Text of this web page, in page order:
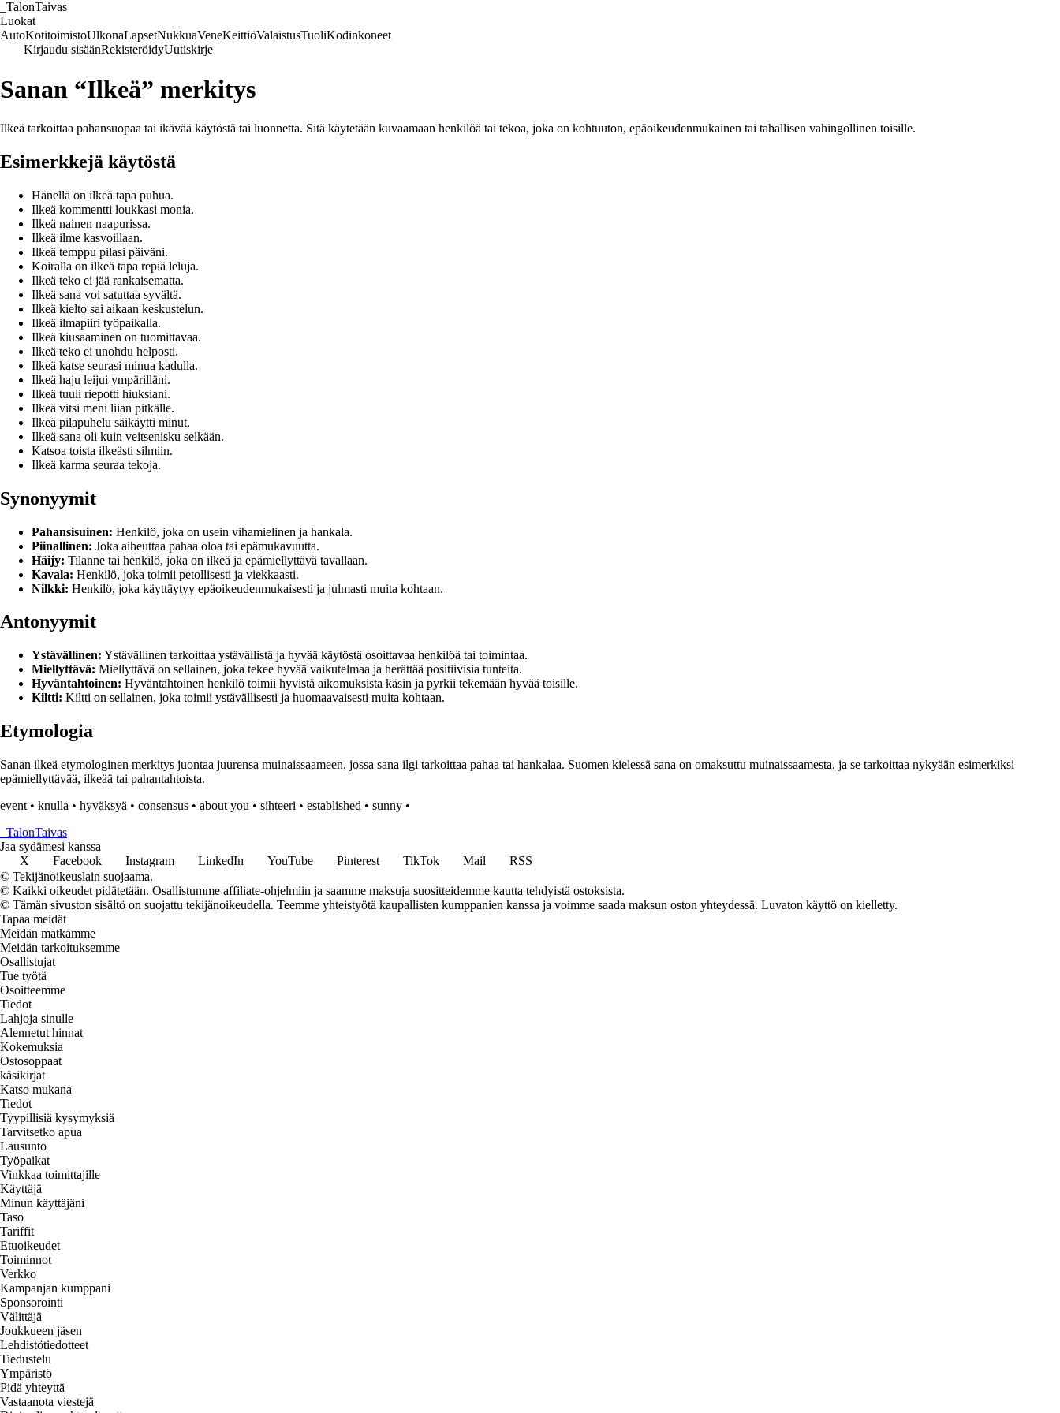
TalonTaivas
Luokat
AutoKotitoimistoUlkonaLapsetNukkuaVeneKeittiöValaistusTuoliKodinkoneet
Kirjaudu sisäänRekisteröidyUutiskirje
Sanan “Ilkeä” merkitys
Ilkeä tarkoittaa pahansuopaa tai ikävää käytöstä tai luonnetta. Sitä käytetään kuvaamaan henkilöä tai tekoa, joka on kohtuuton, epäoikeudenmukainen tai tahallisen vahingollinen toisille.
Esimerkkejä käytöstä
Hänellä on ilkeä tapa puhua.
Ilkeä kommentti loukkasi monia.
Ilkeä nainen naapurissa.
Ilkeä ilme kasvoillaan.
Ilkeä temppu pilasi päiväni.
Koiralla on ilkeä tapa repiä leluja.
Ilkeä teko ei jää rankaisematta.
Ilkeä sana voi satuttaa syvältä.
Ilkeä kielto sai aikaan keskustelun.
Ilkeä ilmapiiri työpaikalla.
Ilkeä kiusaaminen on tuomittavaa.
Ilkeä teko ei unohdu helposti.
Ilkeä katse seurasi minua kadulla.
Ilkeä haju leijui ympärilläni.
Ilkeä tuuli riepotti hiuksiani.
Ilkeä vitsi meni liian pitkälle.
Ilkeä pilapuhelu säikäytti minut.
Ilkeä sana oli kuin veitsenisku selkään.
Katsoa toista ilkeästi silmiin.
Ilkeä karma seuraa tekoja.
Synonyymit
Pahansisuinen: Henkilö, joka on usein vihamielinen ja hankala.
Piinallinen: Joka aiheuttaa pahaa oloa tai epämukavuutta.
Häijy: Tilanne tai henkilö, joka on ilkeä ja epämiellyttävä tavallaan.
Kavala: Henkilö, joka toimii petollisesti ja viekkaasti.
Nilkki: Henkilö, joka käyttäytyy epäoikeudenmukaisesti ja julmasti muita kohtaan.
Antonyymit
Ystävällinen: Ystävällinen tarkoittaa ystävällistä ja hyvää käytöstä osoittavaa henkilöä tai toimintaa.
Miellyttävä: Miellyttävä on sellainen, joka tekee hyvää vaikutelmaa ja herättää positiivisia tunteita.
Hyväntahtoinen: Hyväntahtoinen henkilö toimii hyvistä aikomuksista käsin ja pyrkii tekemään hyvää toisille.
Kiltti: Kiltti on sellainen, joka toimii ystävällisesti ja huomaavaisesti muita kohtaan.
Etymologia
Sanan ilkeä etymologinen merkitys juontaa juurensa muinaissaameen, jossa sana ilgi tarkoittaa pahaa tai hankalaa. Suomen kielessä sana on omaksuttu muinaissaamesta, ja se tarkoittaa nykyään esimerkiksi
epämiellyttävää, ilkeää tai pahantahtoista.
event • knulla • hyväksyä • consensus • about you • sihteeri • established • sunny •
TalonTaivas
Jaa sydämesi kanssa
X
Facebook Instagram LinkedIn YouTube Pinterest TikTok Mail
RSS
© Tekijänoikeuslain suojaama.
© Kaikki oikeudet pidätetään. Osallistumme affiliate-ohjelmiin ja saamme maksuja suositteidemme kautta tehdyistä ostoksista.
© Tämän sivuston sisältö on suojattu tekijänoikeudella. Teemme yhteistyötä kaupallisten kumppanien kanssa ja voimme saada maksun oston yhteydessä. Luvaton käyttö on kielletty.
Tapaa meidät
Meidän matkamme
Meidän tarkoituksemme
Osallistujat
Tue työtä
Osoitteemme
Tiedot
Lahjoja sinulle
Alennetut hinnat
Kokemuksia
Ostosoppaat
käsikirjat
Katso mukana
Tiedot
Tyypillisiä kysymyksiä
Tarvitsetko apua
Lausunto
Työpaikat
Vinkkaa toimittajille
Käyttäjä
Minun käyttäjäni
Taso
Tariffit
Etuoikeudet
Toiminnot
Verkko
Kampanjan kumppani
Sponsorointi
Välittäjä
Joukkueen jäsen
Lehdistötiedotteet
Tiedustelu
Ympäristö
Pidä yhteyttä
Vastaanota viestejä